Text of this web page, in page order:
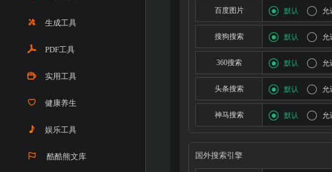
生成工具
PDF工具
实用工具
健康养生
娱乐工具
酷酷熊文库
百度图片 默认 允
搜狗搜索 默认 允
360搜索 默认 允
头条搜索 默认 允
神马搜索 默认 允
国外搜索引擎